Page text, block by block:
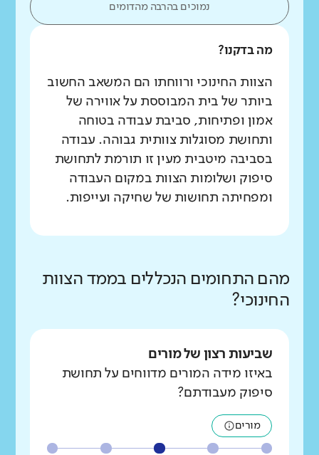
נמוכים בהרבה מהדומים
מה בדקנו?
הצוות החינוכי ורווחתו הם המשאב החשוב
ביותר של בית המבוססת על אווירה של
אמון ופתיחות, סביבת עבודה בטוחה
ותחושת מסוגלות צוותית גבוהה. עבודה
בסביבה מיטבית מעין זו תורמת לתחושת
סיפוק ושלומות הצוות במקום העבודה
ומפחיתה תחושות של שחיקה ועייפות.
מהם התחומים הנכללים בממד הצוות
החינוכי?
שביעות רצון של מורים
באיזו מידה המורים מדווחים על תחושת
סיפוק מעבודתם?
מורים